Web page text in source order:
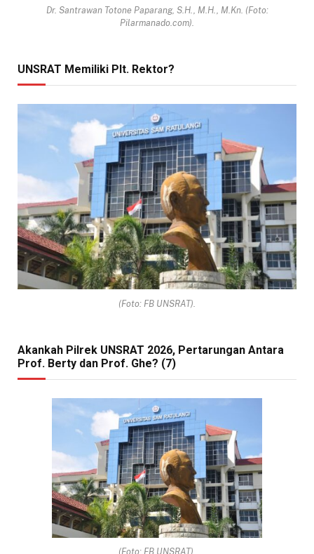
Dr. Santrawan Totone Paparang, S.H., M.H., M.Kn. (Foto:
Pilarmanado.com).
UNSRAT Memiliki Plt. Rektor?
(Foto: FB UNSRAT).
Akankah Pilrek UNSRAT 2026, Pertarungan Antara
Prof. Berty dan Prof. Ghe? (7)
(Foto: FB UNSRAT).